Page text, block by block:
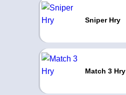
Sniper Hry
Match 3 Hry